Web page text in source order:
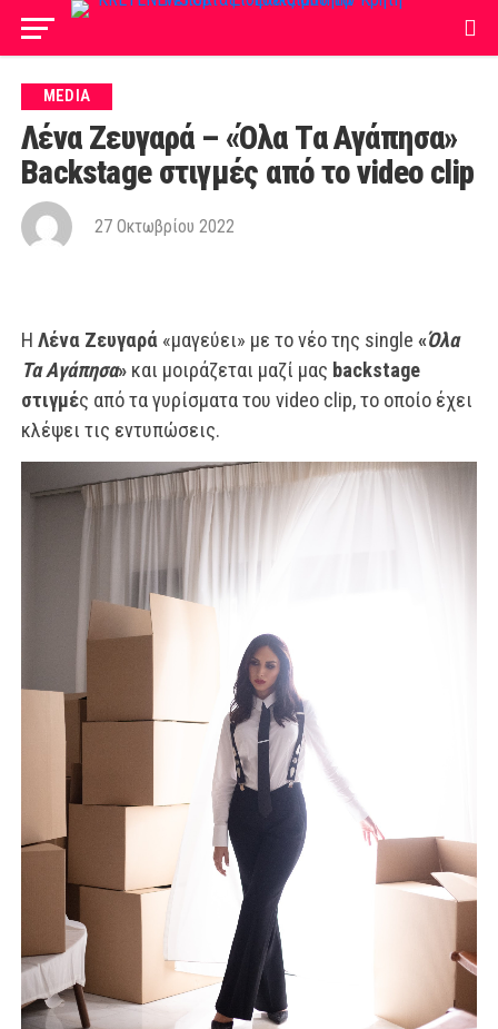
MEDIA
Λένα Ζευγαρά – «Όλα Τα Αγάπησα»
Backstage στιγμές από το video clip
27 Οκτωβρίου 2022
Η Λένα Ζευγαρά«μαγεύει» με το νέο της single «Όλα
Τα Αγάπησα»και μοιράζεται μαζί μας backstage
στιγμές από τα γυρίσματα του video clip, το οποίο έχει
κλέψει τις εντυπώσεις.